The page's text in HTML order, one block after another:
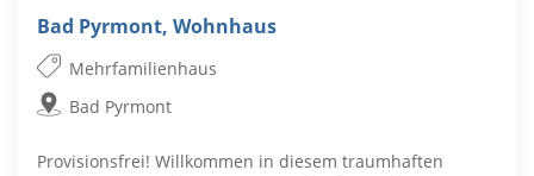
Bad Pyrmont, Wohnhaus
Mehrfamilienhaus
Bad Pyrmont
Provisionsfrei! Willkommen in diesem traumhaften